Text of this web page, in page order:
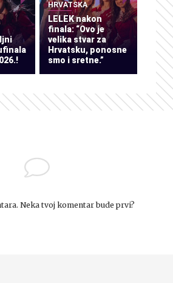
HRVATSKA
LELEK nakon
finala: “Ovo je
velika stvar za
Hrvatsku, ponosne
smo i sretne.”
Neka tvoj komentar bude prvi?